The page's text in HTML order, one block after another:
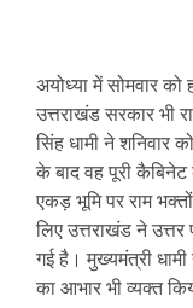
अयोध्या में सोमवार को
उत्तराखंड सरकार भी
सिंह धामी ने शनिवार
के बाद वह पूरी
एकड़ भूमि पर राम
लिए उत्तराखंड ने
गई है। मुख्यमंत्री
का आभार भी व्यक्त